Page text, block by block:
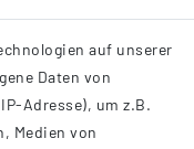
auf unserer
Daten von
Adresse), um z.B.
Medien von